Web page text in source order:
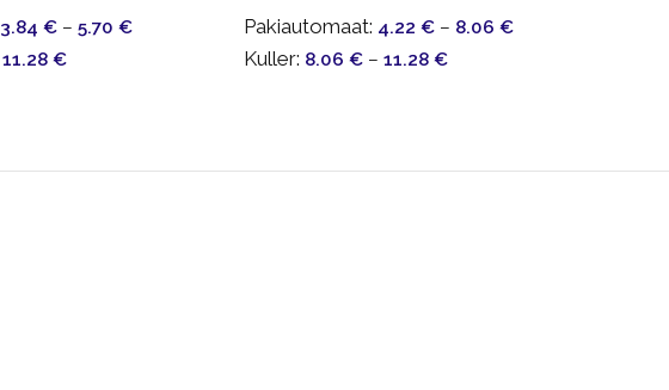
3.84 € – 5.70 €
11.28 €
Pakiautomaat: 4.22 € – 8.06 €
Kuller: 8.06 € – 11.28 €